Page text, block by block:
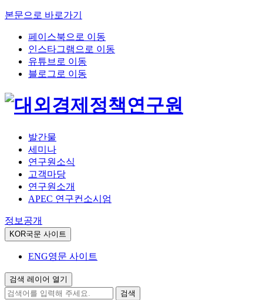
본문으로 바로가기
페이스북으로 이동
인스타그램으로 이동
유튜브로 이동
블로그로 이동
발간물
세미나
연구원소식
고객마당
연구원소개
APEC 연구컨소시엄
정보공개
KOR국문 사이트
ENG영문 사이트
검색 레이어 열기
검색